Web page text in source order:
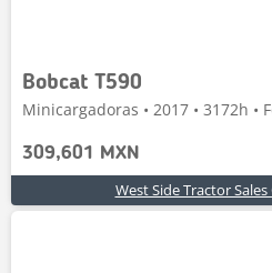
Bobcat T590
Minicargadoras • 2017 • 3172h •
309,601 MXN
West Side Tractor